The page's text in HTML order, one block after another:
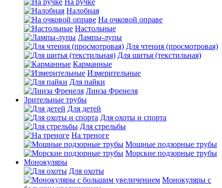
На ручке
Налобная
На очковой оправе
Настольные
Лампы-лупы
Для чтения (просмотровая)
Для шитья (текстильная)
Карманные
Измерительные
Для пайки
Линза Френеля
Зрительные трубы
Для детей
Для охоты и спорта
Для стрельбы
На треноге
Мощные подзорные трубы
Морские подзорные трубы
Монокуляры
Для охоты
Монокуляры с